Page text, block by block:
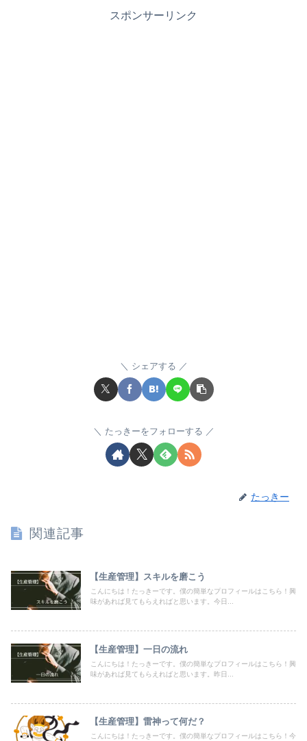
スポンサーリンク
シェアする
たっきーをフォローする
たっきー
関連記事
【生産管理】スキルを磨こう
こんにちは！たっきーです。僕の簡単なプロフィールはこちら！興
味があれば見てもらえればと思います。今日...
【生産管理】一日の流れ
こんにちは！たっきーです。僕の簡単なプロフィールはこちら！興
味があれば見てもらえればと思います。昨日...
【生産管理】雷神って何だ？
こんにちは！たっきーです。僕の簡単なプロフィールはこちら！今